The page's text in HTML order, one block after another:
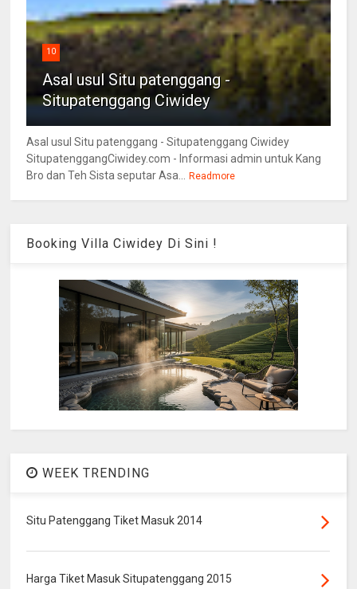
10
Asal usul Situ patenggang -
Situpatenggang Ciwidey
Asal usul Situ patenggang - Situpatenggang Ciwidey
SitupatenggangCiwidey.com - Informasi admin untuk Kang
Bro dan Teh Sista seputar Asa...
Readmore
Booking Villa Ciwidey Di Sini !
WEEK TRENDING
Situ Patenggang Tiket Masuk 2014
Harga Tiket Masuk Situpatenggang 2015